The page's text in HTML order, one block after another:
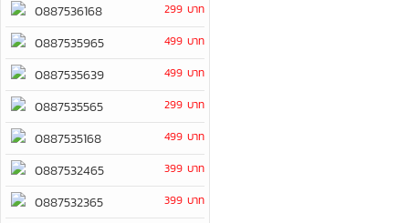
0887536168 299 บาท
0887535965 499 บาท
0887535639 499 บาท
0887535565 299 บาท
0887535168 499 บาท
0887532465 399 บาท
0887532365 399 บาท